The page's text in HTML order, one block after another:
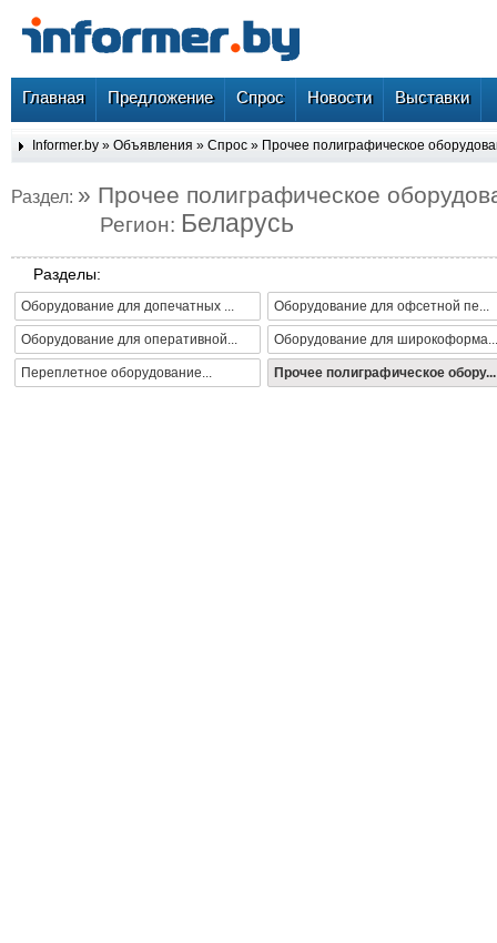
Главная Предложение Спрос Новости Выставки
Informer.by » Объявления » Спрос » Прочее полиграфическое
Раздел: » Прочее полиграфическое
Регион: Беларусь
Разделы:
Оборудование для допечатных ... Оборудование для офсетной пе...
Оборудование для оперативной... Оборудование для широкоформа...
Переплетное оборудование... Прочее полиграфическое обору...